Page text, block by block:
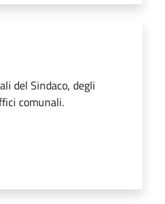
del Sindaco, degli
comunali.